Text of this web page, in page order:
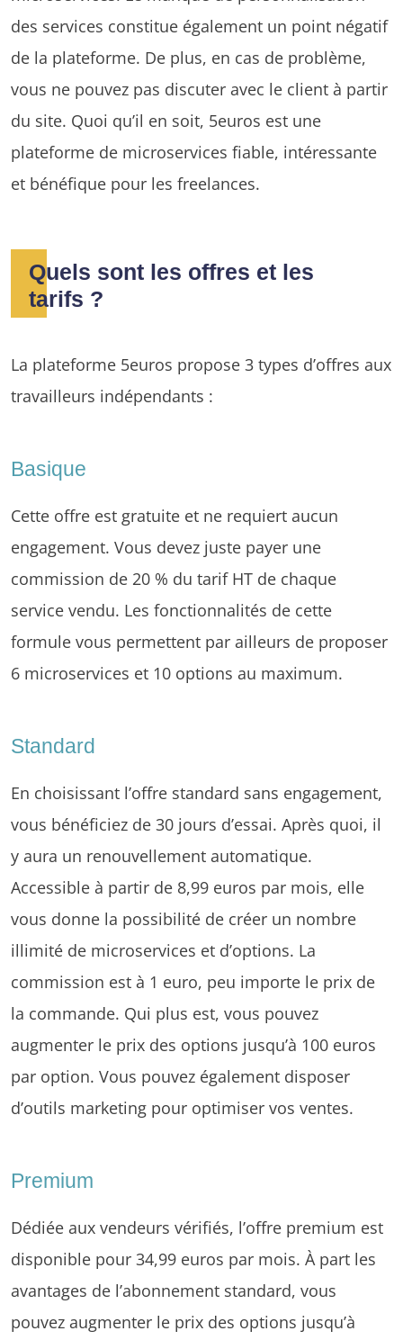
des services constitue également un point négatif
de la plateforme. De plus, en cas de problème,
vous ne pouvez pas discuter avec le client à partir
du site. Quoi qu’il en soit, 5euros est une
plateforme de microservices fiable, intéressante
et bénéfique pour les freelances.
Quels sont les offres et les
tarifs ?
La plateforme 5euros propose 3 types d’offres aux
travailleurs indépendants :
Basique
Cette offre est gratuite et ne requiert aucun
engagement. Vous devez juste payer une
commission de 20 % du tarif HT de chaque
service vendu. Les fonctionnalités de cette
formule vous permettent par ailleurs de proposer
6 microservices et 10 options au maximum.
Standard
En choisissant l’offre standard sans engagement,
vous bénéficiez de 30 jours d’essai. Après quoi, il
y aura un renouvellement automatique.
Accessible à partir de 8,99 euros par mois, elle
vous donne la possibilité de créer un nombre
illimité de microservices et d’options. La
commission est à 1 euro, peu importe le prix de
la commande. Qui plus est, vous pouvez
augmenter le prix des options jusqu’à 100 euros
par option. Vous pouvez également disposer
d’outils marketing pour optimiser vos ventes.
Premium
Dédiée aux vendeurs vérifiés, l’offre premium est
disponible pour 34,99 euros par mois. À part les
avantages de l’abonnement standard, vous
pouvez augmenter le prix des options jusqu’à